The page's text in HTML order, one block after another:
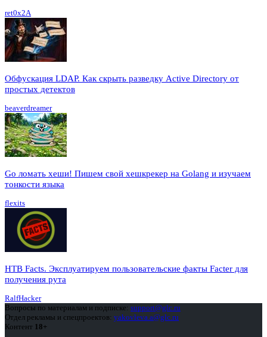
ret0x2A
Обфускация LDAP. Как скрыть разведку Active Directory от
простых детектов
beaverdreamer
Go ломать хеши! Пишем свой хешкрекер на Golang и изучаем
тонкости языка
flexits
HTB Facts. Эксплуатируем пользовательские факты Facter для
получения рута
RalfHacker
Вопросы по материалам и подписке: support@glc.ru
Отдел рекламы и спецпроектов: yakovleva.a@glc.ru
Контент 18+